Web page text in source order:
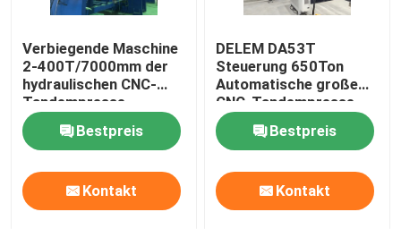
Verbiegende Maschine
2-400T/7000mm der
hydraulischen CNC-
Tandempresse-
Bremshochleistungsplatte
Bestpreis
Kontakt
DELEM DA53T
Steuerung 650Ton
Automatische große
CNC-Tandempresse
Bremsmaschine
Bestpreis
Kontakt